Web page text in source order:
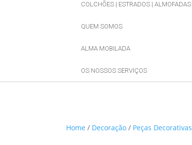
COLCHÕES | ESTRADOS | ALMOFADAS
QUEM SOMOS
ALMA MOBILADA
OS NOSSOS SERVIÇOS
Home / Decoração / Peças Decorativas